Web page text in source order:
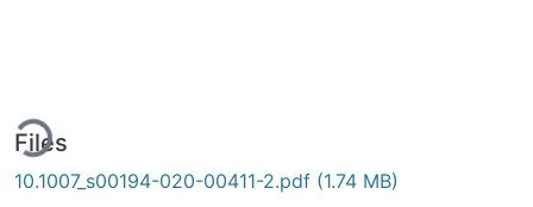
Files
10.1007_s00194-020-00411-2.pdf (1.74 MB)